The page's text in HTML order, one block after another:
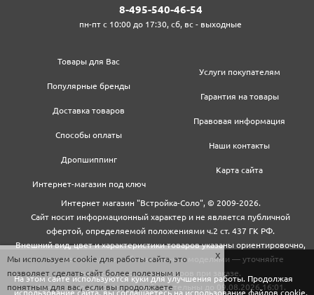
8‍-4‍9‍5‍-5‍4‍0‍-4‍6‍-5‍4‍
пн-пт с 10:00 до 17:30, сб, вс - выходные
Товары для Вас
Популярные бренды
Доставка товаров
Способы оплаты
Дропшиппинг
Интернет-магазин под ключ
Услуги покупателям
Гарантия на товары
Правовая информация
Наши контакты
Карта сайта
Интернет магазин "Встройка-Соло", © 2009-2026.
Сайт носит информационный характер и не является публичной
офертой, определяемой положениями ч.2 ст. 437 ГК РФ.
Внешний вид, цвет и характеристики товаров указаны ориентировочно,
могут не совпадать с обновленными моделями — уточняйте
информацию у менеджеров при заказе.
Цены и условия доставки действительны до 09.08.2026 16:01.
На этом сайте используются куки для улучшения работы. Продолжая
использование сайта, вы соглашаетесь на использование файлов cookie.
Мы используем cookie для работы сайта, это
позволяет сделать сайт более полезным и
понятным для вас, если вы продолжаете